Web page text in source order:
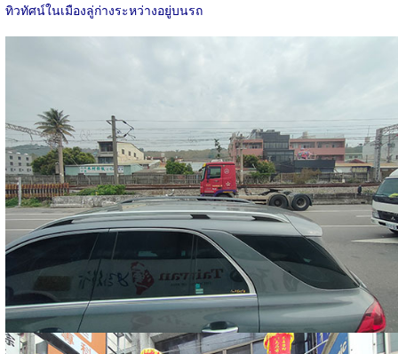
ทิวทัศน์ในเมืองลู่ก่างระหว่างอยู่บนรถ